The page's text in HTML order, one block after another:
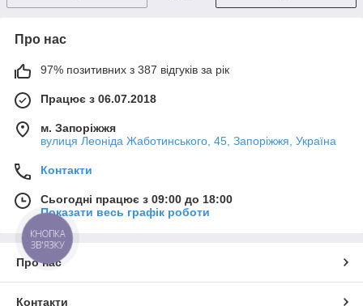
Про нас
97% позитивних з 387 відгуків за рік
Працює з 06.07.2018
м. Запоріжжя
вулиця Леоніда Жаботинського, 45, Запоріжжя, Україна
Контакти
Сьогодні працює з 09:00 до 18:00
Показати весь графік роботи
Про нас
Контакти
КНОПКА
ЗВ'ЯЗКУ